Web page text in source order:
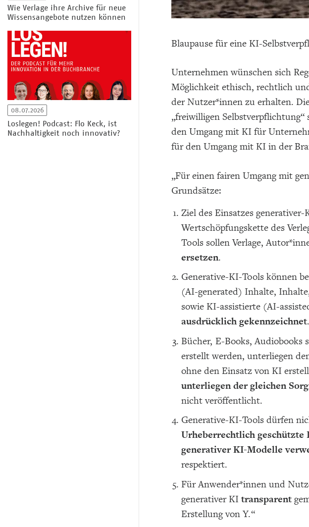
Blaupause für eine KI-
Unternehmen wünschen sich
Möglichkeit ethisch, rechtlich
der Nutzer*innen zu erhalten.
„freiwilligen Selbstverpflichtung“
den Umgang mit KI für
für den Umgang mit KI in der
„Für einen fairen Umgang mit
Grundsätze:
Ziel des Einsatzes
Wertschöpfungskette des
Tools sollen Verlage,
ersetzen.
Generative-KI-Tools können
(AI-generated) Inhalte,
sowie KI-assistierte (AI-
ausdrücklich gekennzeichnet.
Bücher, E-Books, Audiobooks
erstellt werden, unterliegen
ohne den Einsatz von KI
unterliegen der gleichen
nicht veröffentlicht.
Generative-KI-Tools dürfen
Urheberrechtlich geschützte
generativer KI-Modelle
respektiert.
Für Anwender*innen und
generativer KI transparent
Erstellung von Y.“
Wie Verlage ihre Archive für neue
Wissensangebote nutzen können
08.07.2026
Loslegen! Podcast: Flo Keck, ist
Nachhaltigkeit noch innovativ?